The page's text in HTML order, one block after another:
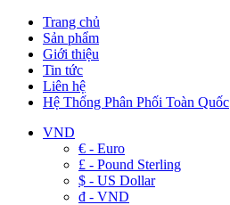
Trang chủ
Sản phẩm
Giới thiệu
Tin tức
Liên hệ
Hệ Thống Phân Phối Toàn Quốc
VND
€ - Euro
£ - Pound Sterling
$ - US Dollar
đ - VND